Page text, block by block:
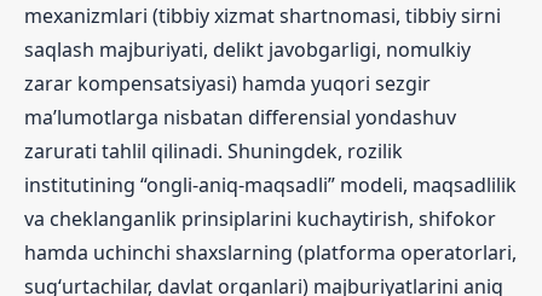
mexanizmlari (tibbiy xizmat shartnomasi, tibbiy sirni
saqlash majburiyati, delikt javobgarligi, nomulkiy
zarar kompensatsiyasi) hamda yuqori sezgir
ma’lumotlarga nisbatan differensial yondashuv
zarurati tahlil qilinadi. Shuningdek, rozilik
institutining “ongli-aniq-maqsadli” modeli, maqsadlilik
va cheklanganlik prinsiplarini kuchaytirish, shifokor
hamda uchinchi shaxslarning (platforma operatorlari,
sug‘urtachilar, davlat organlari) majburiyatlarini aniq